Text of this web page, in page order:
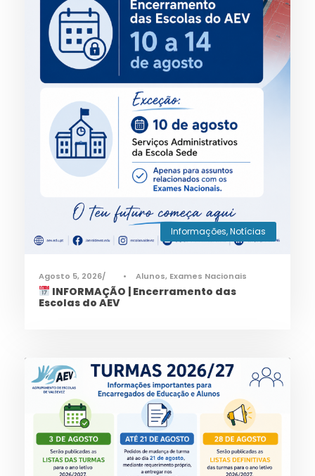
Informações,Notícias
Agosto 5, 2026 • Alunos, Exames Nacionais
INFORMAÇÃO | Encerramento das
Escolas do AEV